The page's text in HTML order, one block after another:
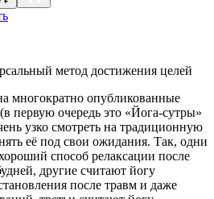
метод достижения целей
многократно опубликованные
первую очередь это «Йога-сутры»
узко смотреть на традиционную
её под свои ожидания. Так, одни
способ релаксации после
другие считают йогу
после травм и даже